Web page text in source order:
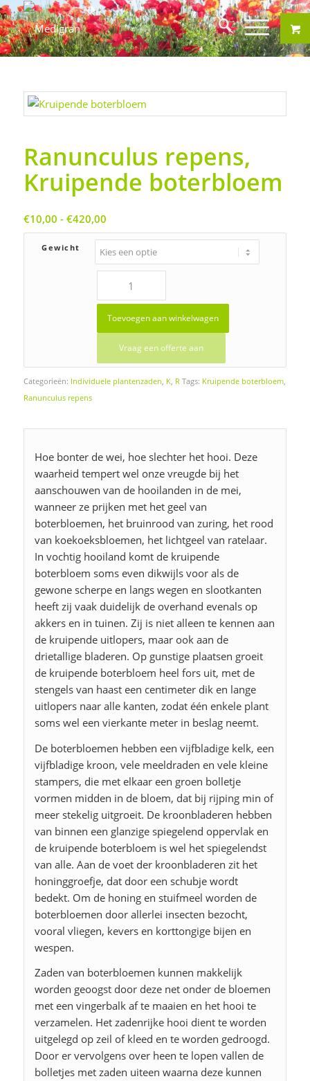
Ranunculus repens,
Kruipende boterbloem
€10,00 - €420,00
€10,00
tot
€420,00
Gewicht
Toevoegen aan winkelwagen
Vraag een offerte aan
Categorieën: Individuele plantenzaden, K, R Tags: Kruipende boterbloem,
Ranunculus repens
Hoe bonter de wei, hoe slechter het hooi. Deze
waarheid tempert wel onze vreugde bij het
aanschouwen van de hooilanden in de mei,
wanneer ze prijken met het geel van
boterbloemen, het bruinrood van zuring, het rood
van koekoeksbloemen, het lichtgeel van ratelaar.
In vochtig hooiland komt de kruipende
boterbloem soms even dikwijls voor als de
gewone scherpe en langs wegen en slootkanten
heeft zij vaak duidelijk de overhand evenals op
akkers en in tuinen. Zij is niet alleen te kennen aan
de kruipende uitlopers, maar ook aan de
drietallige bladeren. Op gunstige plaatsen groeit
de kruipende boterbloem heel fors uit, met de
stengels van haast een centimeter dik en lange
uitlopers naar alle kanten, zodat één enkele plant
soms wel een vierkante meter in beslag neemt.
De boterbloemen hebben een vijfbladige kelk, een
vijfbladige kroon, vele meeldraden en vele kleine
stampers, die met elkaar een groen bolletje
vormen midden in de bloem, dat bij rijping min of
meer stekelig uitgroeit. De kroonbladeren hebben
van binnen een glanzige spiegelend oppervlak en
de kruipende boterbloem is wel het spiegelendst
van alle. Aan de voet der kroonbladeren zit het
honinggroefje, dat door een schubje wordt
bedekt. Om de honing en stuifmeel worden de
boterbloemen door allerlei insecten bezocht,
vooral vliegen, kevers en korttongige bijen en
wespen.
Zaden van boterbloemen kunnen makkelijk
worden geoogst door deze net onder de bloemen
met een vingerbalk af te maaien en het hooi te
verzamelen. Het zadenrijke hooi dient te worden
uitgelegd op zeil of kleed en te worden gedroogd.
Door er vervolgens over heen te lopen vallen de
bolletjes met zaden uiteen waarna deze kunnen